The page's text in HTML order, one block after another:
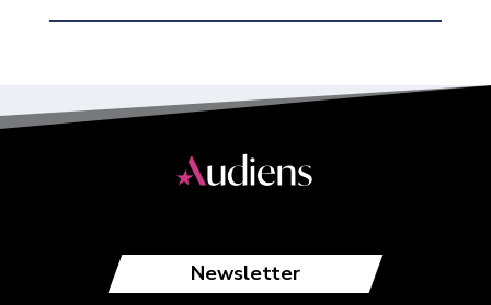
Newsletter